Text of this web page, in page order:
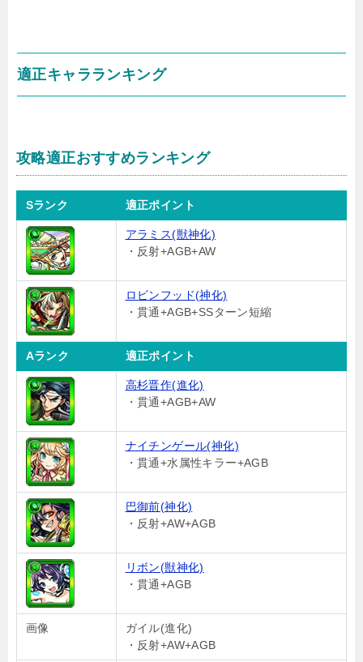
適正キャラランキング
攻略適正おすすめランキング
Sランク 適正ポイント
アラミス(獣神化)
・反射+AGB+AW
ロビンフッド(神化)
・貫通+AGB+SSターン短縮
Aランク 適正ポイント
高杉晋作(進化)
・貫通+AGB+AW
ナイチンゲール(神化)
・貫通+水属性キラー+AGB
巴御前(神化)
・反射+AW+AGB
リボン(獣神化)
・貫通+AGB
画像
ガイル(進化)
・反射+AW+AGB